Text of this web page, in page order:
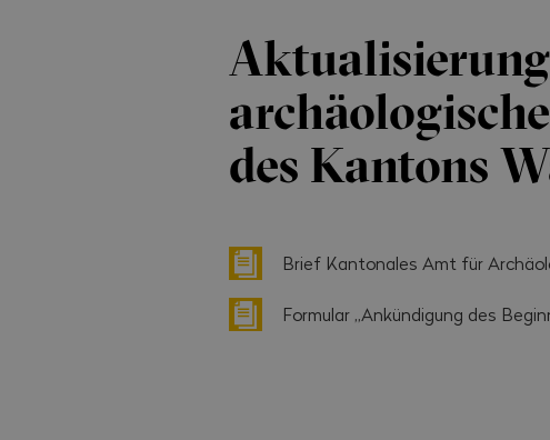
Aktualisierung
des Kantons
Brief Kantonales Amt für
Formular „Ankündigung des